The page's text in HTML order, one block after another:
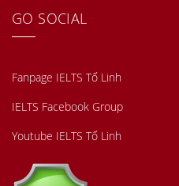
GO SOCIAL
Fanpage IELTS Tố Linh
IELTS Facebook Group
Youtube IELTS Tố Linh